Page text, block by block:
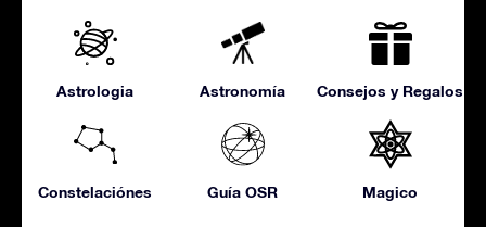
Astrologia Astronomía Consejos y Regalos
Constelaciónes Guía OSR Magico